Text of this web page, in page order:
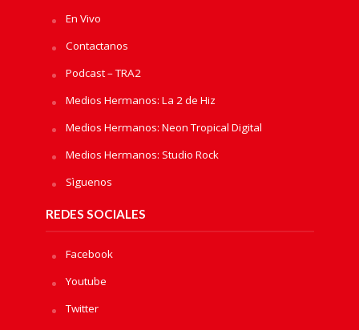
En Vivo
Contactanos
Podcast – TRA2
Medios Hermanos: La 2 de Hiz
Medios Hermanos: Neon Tropical Digital
Medios Hermanos: Studio Rock
Sìguenos
REDES SOCIALES
Facebook
Youtube
Twitter